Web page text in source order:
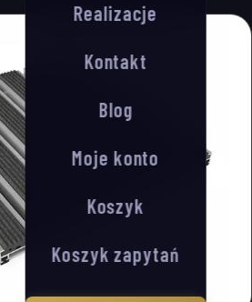
Realizacje
Kontakt
Blog
Moje konto
Koszyk
Koszyk zapytań